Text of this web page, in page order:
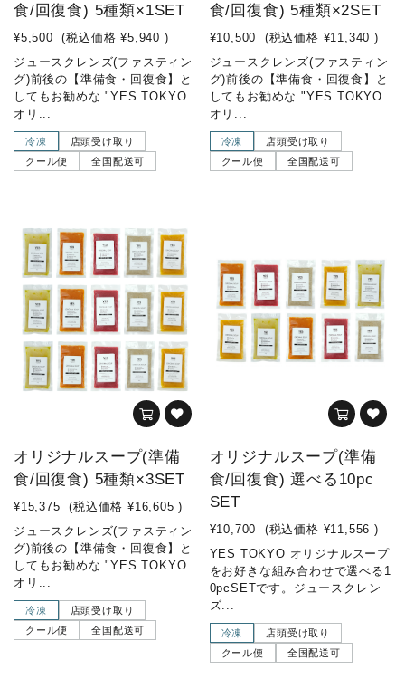
食/回復食) 5種類×1SET
¥5,500 (税込価格 ¥5,940 )
ジュースクレンズ(ファスティン
グ)前後の【準備食・回復食】と
してもお勧めな "YES TOKYO
オリ...
冷凍
店頭受け取り
クール便
全国配送可
食/回復食) 5種類×2SET
¥10,500 (税込価格 ¥11,340 )
ジュースクレンズ(ファスティン
グ)前後の【準備食・回復食】と
してもお勧めな "YES TOKYO
オリ...
冷凍
店頭受け取り
クール便
全国配送可
オリジナルスープ(準備
食/回復食) 5種類×3SET
¥15,375 (税込価格 ¥16,605 )
ジュースクレンズ(ファスティン
グ)前後の【準備食・回復食】と
してもお勧めな "YES TOKYO
オリ...
冷凍
店頭受け取り
クール便
全国配送可
オリジナルスープ(準備
食/回復食) 選べる10pc
SET
¥10,700 (税込価格 ¥11,556 )
YES TOKYO オリジナルスープ
をお好きな組み合わせで選べる1
0pcSETです。ジュースクレン
ズ...
冷凍
店頭受け取り
クール便
全国配送可